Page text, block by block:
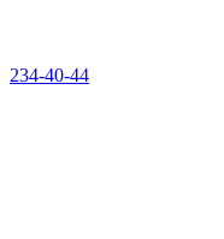
234-40-44